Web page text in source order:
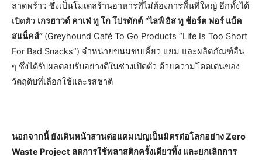
ลาดพร้าว ซึ่งเป็นโมเดลร้านอาหารที่ไม่ต้องการพื้นที่ใหญ่ อีกทั้งได้
เปิดตัว เกรฮาวด์ คาเฟ่ ทู โก โปรดักต์ “ไลฟ์ อิส ทู ช้อร์ต ฟอร์ แบ้ด
สแน็คส์” (Greyhound Café To Go Products “Life Is Too Short
For Bad Snacks”) จำหน่ายขนมขบเคี้ยว แยม และผลิตภัณฑ์อื่น
ๆ ซึ่งได้รับผลตอบรับอย่างดีในช่วงเปิดตัว ด้วยความโดดเด่นของ
วัตถุดิบที่เลือกใช้และรสชาติ
นอกจากนี้ ยังเดินหน้าสานต่อแคมเปญเป็นมิตรต่อโลกอย่าง Zero
Waste Project ลดการใช้พลาสติกครั้งเดียวทิ้ง และยกเลิกการ